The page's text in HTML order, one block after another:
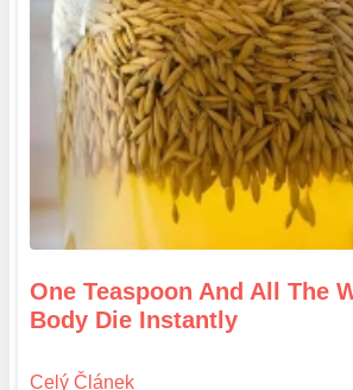
One Teaspoon And All The
Body Die Instantly